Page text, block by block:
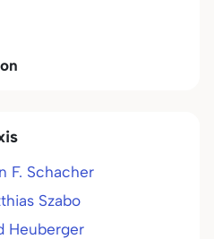
F. Schacher
Szabo
Heuberger